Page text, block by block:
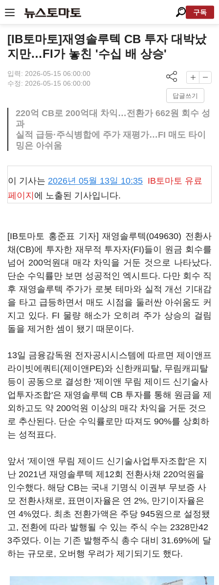
구독
[IB토마토]재영솔루텍 CB 투자 대박났
지만…FI가 놓친 '수십 배 상승'
입력: 2026-05-15 06:00:00
수정: 2026-05-15 06:00:00
답글쓰기
220억 CB로 200억대 차익…전환가 662원 회수 성
과
실적 급등·주식병합에 주가 재평가…FI 매도 타이
밍은 아쉬움
이 기사는 2026년 05월 13일 10:35 IB토마토 유료
페이지 에 노출된 기사입니다.
[IB토마토 홍준표 기자]재영솔루텍(049630) 전환사
채(CB)에 투자한 재무적 투자자(FI)들이 원금 회수를
넘어 200억원대 매각 차익을 거둔 것으로 나타났다.
단순 수익률만 보면 성공적인 엑시트다. 다만 회수 직
후 재영솔루텍 주가가 로봇 테마와 실적 개선 기대감
을 타고 급등하면서 매도 시점을 둘러싼 아쉬움도 커
지고 있다. FI 물량 해소가 오히려 주가 상승의 걸림
돌을 제거한 셈이 됐기 때문이다.
13일 금융감독원 전자공시시스템에 따르면 제이앤프
라이빗에쿼티(제이앤PE)와 신한캐피탈, 무림캐피탈
등이 공동으로 결성한 '제이앤 무림 제이드 신기술사
업투자조합'은 재영솔루텍 CB 투자를 통해 원금을 제
외하고도 약 200억원 이상의 매각 차익을 거둔 것으
로 추산된다. 단순 수익률로만 따져도 90%를 상회하
는 성적표다.
앞서 '제이앤 무림 제이드 신기술사업투자조합'은 지
난 2021년 재영솔루텍 제12회 전환사채 220억원을
인수했다. 해당 CB는 국내 기명식 이권부 무보증 사
모 전환사채로, 표면이자율은 연 2%, 만기이자율은
연 4%였다. 최초 전환가액은 주당 945원으로 설정됐
고, 전환에 따라 발행될 수 있는 주식 수는 2328만42
3주였다. 이는 기존 발행주식 총수 대비 31.69%에 달
하는 규모로, 오버행 우려가 제기되기도 했다.